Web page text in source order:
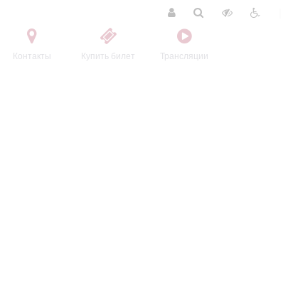
Контакты Купить билет Трансляции